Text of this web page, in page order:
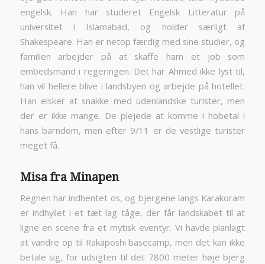
engelsk. Han har studeret Engelsk Litteratur på
universitet i Islamabad, og holder særligt af
Shakespeare. Han er netop færdig med sine studier, og
familien arbejder på at skaffe ham et job som
embedsmand i regeringen. Det har Ahmed ikke lyst til,
han vil hellere blive i landsbyen og arbejde på hotellet.
Han elsker at snakke med udenlandske turister, men
der er ikke mange. De plejede at komme i hobetal i
hans barndom, men efter 9/11 er de vestlige turister
meget få.
Misa fra Minapen
Regnen har indhentet os, og bjergene langs Karakoram
er indhyllet i et tæt lag tåge, der får landskabet til at
ligne en scene fra et mytisk eventyr. Vi havde planlagt
at vandre op til Rakaposhi basecamp, men det kan ikke
betale sig, for udsigten til det 7800 meter høje bjerg